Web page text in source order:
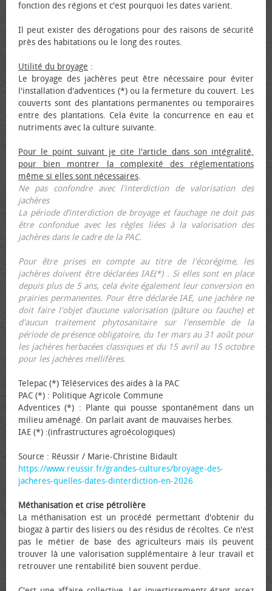
fonction des régions et c'est pourquoi les dates varient.
Il peut exister des dérogations pour des raisons de sécurité
près des habitations ou le long des routes.
Utilité du broyage :
Le broyage des jachères peut être nécessaire pour éviter
l'installation d'adventices (*) ou la fermeture du couvert. Les
couverts sont des plantations permanentes ou temporaires
entre des plantations. Cela évite la concurrence en eau et
nutriments avec la culture suivante.
Pour le point suivant je cite l'article dans son intégralité,
pour bien montrer la complexité des réglementations
même si elles sont nécessaires.
Ne pas confondre avec l'interdiction de valorisation des
jachères
La période d’interdiction de broyage et fauchage ne doit pas
être confondue avec les règles liées à la valorisation des
jachères dans le cadre de la PAC.
Pour être prises en compte au titre de l'écorégime, les
jachères doivent être déclarées IAE(*) . Si elles sont en place
depuis plus de 5 ans, cela évite également leur conversion en
prairies permanentes. Pour être déclarée IAE, une jachère ne
doit faire l'objet d’aucune valorisation (pâture ou fauche) et
d'aucun traitement phytosanitaire sur l'ensemble de la
période de présence obligatoire, du 1er mars au 31 août pour
les jachères herbacées classiques et du 15 avril au 15 octobre
pour les jachères mellifères.
Telepac (*) Téléservices des aides à la PAC
PAC (*) : Politique Agricole Commune
Adventices (*) : Plante qui pousse spontanément dans un
milieu aménagé. On parlait avant de mauvaises herbes.
IAE (*) :(infrastructures agroécologiques)
Source : Réussir / Marie-Christine Bidault
https://www.reussir.fr/grandes-cultures/broyage-des-
jacheres-quelles-dates-dinterdiction-en-2026
Méthanisation et crise pétrolière
La méthanisation est un procédé permettant d'obtenir du
biogaz à partir des lisiers ou des résidus de récoltes. Ce n'est
pas le métier de base des agriculteurs mais ils peuvent
trouver là une valorisation supplémentaire à leur travail et
retrouver une rentabilité bien souvent perdue.